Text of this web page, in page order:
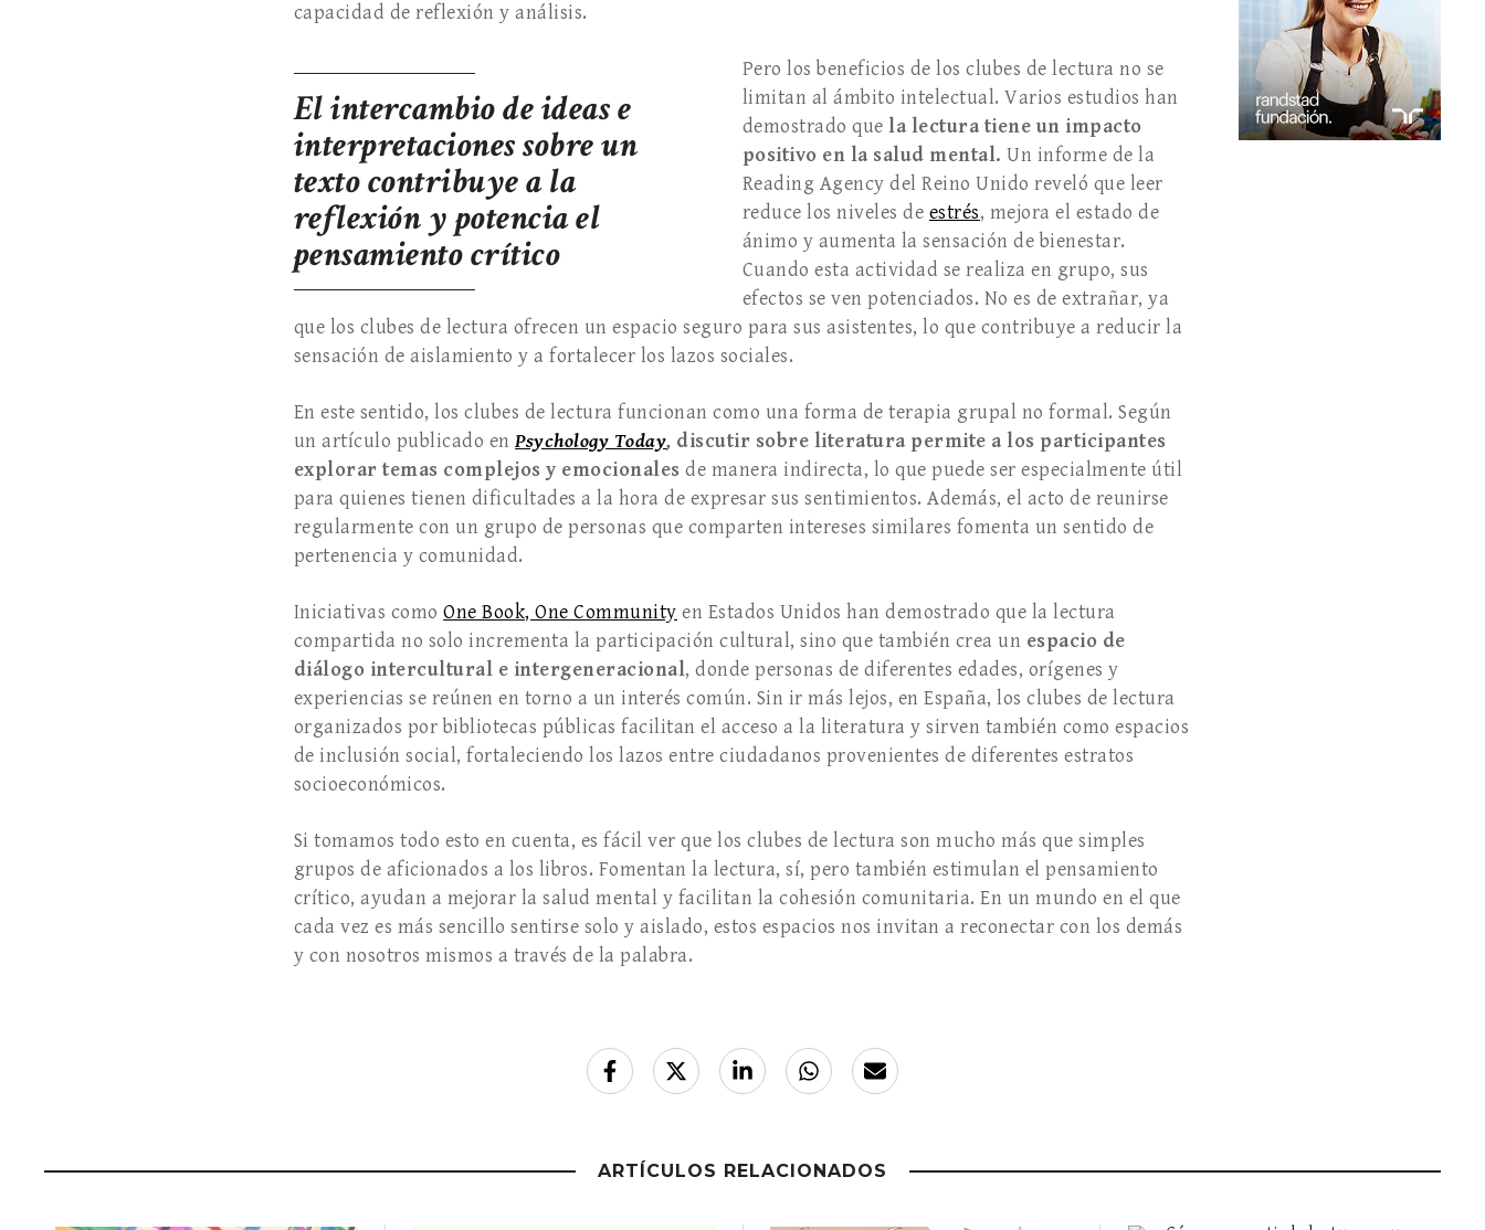
capacidad de reflexión y análisis.
El intercambio de ideas e
interpretaciones sobre un
texto contribuye a la
reflexión y potencia el
pensamiento crítico
Pero los beneficios de los clubes de lectura no se
limitan al ámbito intelectual. Varios estudios han
demostrado quela lectura tiene un impacto
positivo en la salud mental. Un informe de la
Reading Agency del Reino Unido reveló que leer
reduce los niveles de estrés, mejora el estado de
ánimo y aumenta la sensación de bienestar.
Cuando esta actividad se realiza en grupo, sus
efectos se ven potenciados. No es de extrañar, ya
que los clubes de lectura ofrecen un espacio seguro para sus asistentes, lo que contribuye a reducir la
sensación de aislamiento y a fortalecer los lazos sociales.
En este sentido, los clubes de lectura funcionan como una forma de terapia grupal no formal. Según
un artículo publicado enPsychology Today, discutir sobre literatura permite a los participantes
explorar temas complejos y emocionales de manera indirecta, lo que puede ser especialmente útil
para quienes tienen dificultades a la hora de expresar sus sentimientos. Además, el acto de reunirse
regularmente con un grupo de personas que comparten intereses similares fomenta un sentido de
pertenencia y comunidad.
Iniciativas comoOne Book, One Community en Estados Unidos han demostrado que la lectura
compartida no solo incrementa la participación cultural, sino que también crea un espacio de
diálogo intercultural e intergeneracional, donde personas de diferentes edades, orígenes y
experiencias se reúnen en torno a un interés común. Sin ir más lejos, en España, los clubes de lectura
organizados por bibliotecas públicas facilitan el acceso a la literatura y sirven también como espacios
de inclusión social, fortaleciendo los lazos entre ciudadanos provenientes de diferentes estratos
socioeconómicos.
Si tomamos todo esto en cuenta, es fácil ver que los clubes de lectura son mucho más que simples
grupos de aficionados a los libros. Fomentan la lectura, sí, pero también estimulan el pensamiento
crítico, ayudan a mejorar la salud mental y facilitan la cohesión comunitaria. En un mundo en el que
cada vez es más sencillo sentirse solo y aislado, estos espacios nos invitan a reconectar con los demás
y con nosotros mismos a través de la palabra.
ARTÍCULOS RELACIONADOS